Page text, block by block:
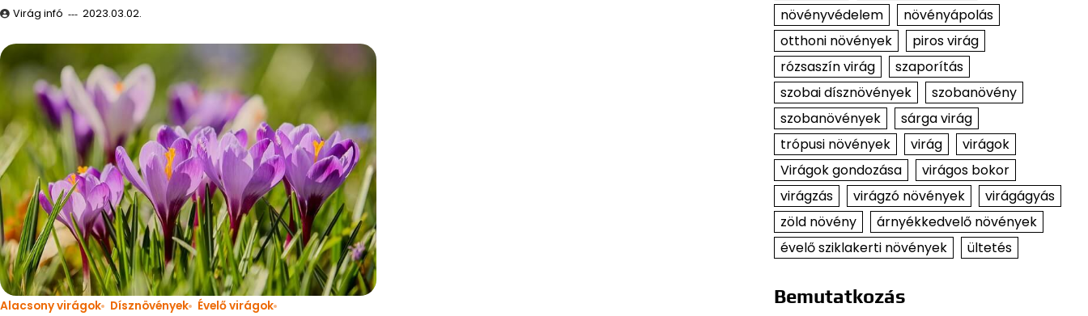
Virág infó 2023.03.02.
Alacsony virágok Dísznövények
Évelő virágok
növényvédelem
növényápolás
otthoni növények
piros virág
rózsaszín virág
szaporítás
szobai dísznövények
szobanövény
szobanövények
sárga virág
trópusi növények
virág
virágok
Virágok gondozása
virágos bokor
virágzás
virágzó növények
virágágyás
zöld növény
árnyékkedvelő növények
évelő sziklakerti növények
ültetés
Bemutatkozás